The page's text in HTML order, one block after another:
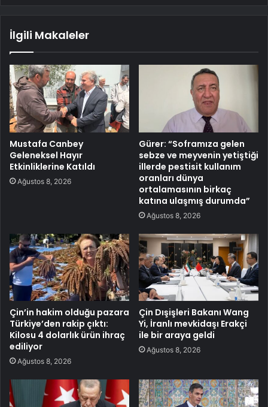
İlgili Makaleler
Mustafa Canbey
Geleneksel Hayır
Etkinliklerine Katıldı
Ağustos 8, 2026
Gürer: “Soframıza gelen
sebze ve meyvenin yetiştiği
illerde pestisit kullanım
oranları dünya
ortalamasının birkaç
katına ulaşmış durumda”
Ağustos 8, 2026
Çin’in hakim olduğu pazara
Türkiye’den rakip çıktı:
Kilosu 4 dolarlık ürün ihraç
ediliyor
Ağustos 8, 2026
Çin Dışişleri Bakanı Wang
Yi, İranlı mevkidaşı Erakçi
ile bir araya geldi
Ağustos 8, 2026